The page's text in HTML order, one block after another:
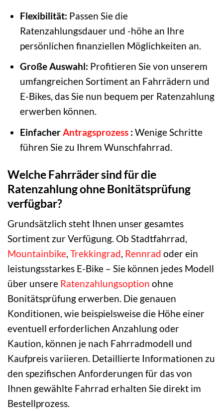
Flexibilität: Passen Sie die
Ratenzahlungsdauer und -höhe an Ihre
persönlichen finanziellen Möglichkeiten an.
Große Auswahl: Profitieren Sie von unserem
umfangreichen Sortiment an Fahrrädern und
E-Bikes, das Sie nun bequem per Ratenzahlung
erwerben können.
Einfacher Antragsprozess : Wenige Schritte
führen Sie zu Ihrem Wunschfahrrad.
Welche Fahrräder sind für die
Ratenzahlung ohne Bonitätsprüfung
verfügbar?
Grundsätzlich steht Ihnen unser gesamtes
Sortiment zur Verfügung. Ob Stadtfahrrad,
Mountainbike, Trekkingrad, Rennrad oder ein
leistungsstarkes E-Bike – Sie können jedes Modell
über unsere Ratenzahlungsoption ohne
Bonitätsprüfung erwerben. Die genauen
Konditionen, wie beispielsweise die Höhe einer
eventuell erforderlichen Anzahlung oder
Kaution, können je nach Fahrradmodell und
Kaufpreis variieren. Detaillierte Informationen zu
den spezifischen Anforderungen für das von
Ihnen gewählte Fahrrad erhalten Sie direkt im
Bestellprozess.